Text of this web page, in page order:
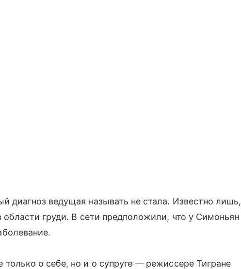
диагноз ведущая называть не стала. Известно лишь,
области груди. В сети предположили, что у Симоньян
о себе, но и о супруге — режиссере Тигране